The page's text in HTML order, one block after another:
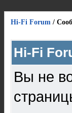
Hi-Fi Forum /
Hi-Fi
Вы не